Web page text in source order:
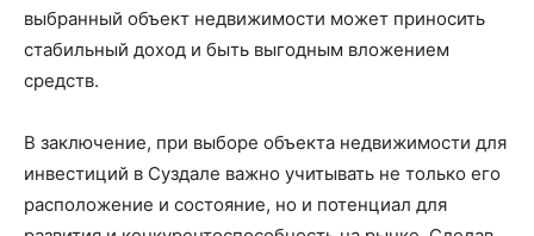
выбранный объект недвижимости может приносить
стабильный доход и быть выгодным вложением
средств.
В заключение, при выборе объекта недвижимости для
инвестиций в Суздале важно учитывать не только его
расположение и состояние, но и потенциал для